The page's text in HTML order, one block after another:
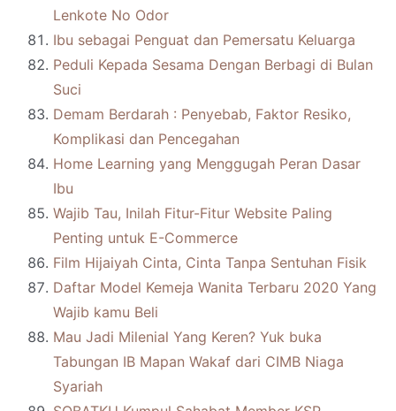
Lenkote No Odor
Ibu sebagai Penguat dan Pemersatu Keluarga
Peduli Kepada Sesama Dengan Berbagi di Bulan
Suci
Demam Berdarah : Penyebab, Faktor Resiko,
Komplikasi dan Pencegahan
Home Learning yang Menggugah Peran Dasar
Ibu
Wajib Tau, Inilah Fitur-Fitur Website Paling
Penting untuk E-Commerce
Film Hijaiyah Cinta, Cinta Tanpa Sentuhan Fisik
Daftar Model Kemeja Wanita Terbaru 2020 Yang
Wajib kamu Beli
Mau Jadi Milenial Yang Keren? Yuk buka
Tabungan IB Mapan Wakaf dari CIMB Niaga
Syariah